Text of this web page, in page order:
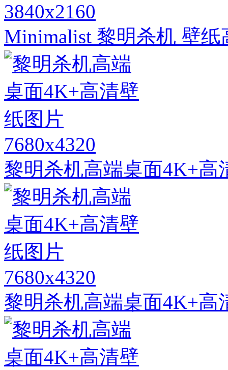
3840x2160
Minimalist 黎明杀机 壁纸
7680x4320
黎明杀机高端桌面4K+高
7680x4320
黎明杀机高端桌面4K+高